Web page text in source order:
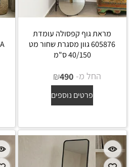
מראת גוף קפסולה עומדת
605876 גוון מסגרת שחור מט
40/150 ס"מ
החל מ- ₪490
פרטים נוספים